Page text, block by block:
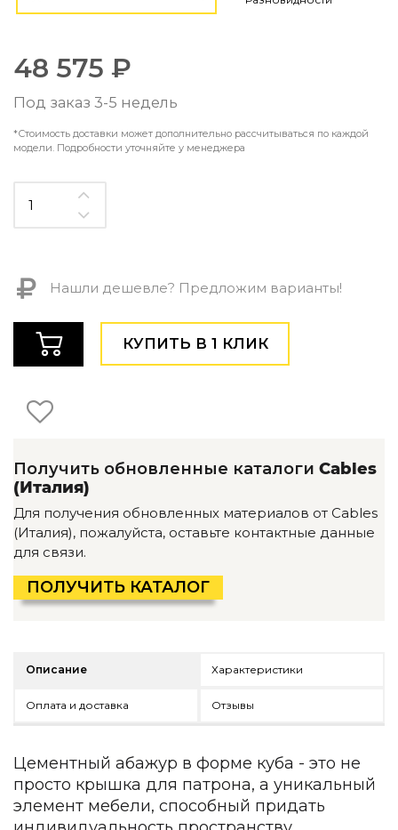
Мебель
По типу
Столы и столики
Комоды и тумбы
Полки и стеллажи
Мебель для HoReCa
Корпусная мебель на заказ
Шкафы и гардеробные на заказ
Мебель для ванной
Детская мебель
Коллекции
ROOM — Modern
INTERRA — Soft Modern
ARTOPIA — Mid-Century
DAYZ — Ethno
Все коллекции мебели
Подбор, производство и комплектация по вашему
По типу
Для кухни
Вентиляторы
Ковры
Зеленые стены
Дизайнерские кальяны
48 575 ₽
Под заказ 3-5 недель
*Стоимость доставки может дополнительно рассчитываться по каждой
модели. Подробности уточняйте у менеджера
Нашли дешевле? Предложим варианты!
КУПИТЬ В 1 КЛИК
Получить обновленные каталоги Cables
(Италия)
Для получения обновленных материалов от Cables
(Италия), пожалуйста, оставьте контактные данные
для связи.
ПОЛУЧИТЬ КАТАЛОГ
Описание Характеристики
Оплата и доставка Отзывы
Цементный абажур в форме куба - это не
просто крышка для патрона, а уникальный
элемент мебели, способный придать